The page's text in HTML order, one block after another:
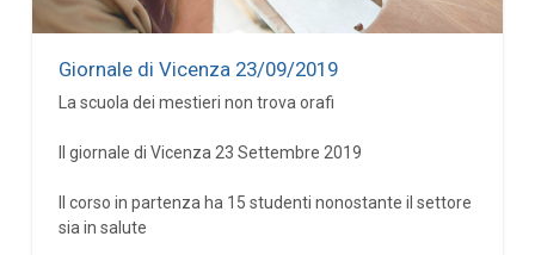
Giornale di Vicenza 23/09/2019
La scuola dei mestieri non trova orafi
Il giornale di Vicenza 23 Settembre 2019
Il corso in partenza ha 15 studenti nonostante il settore
sia in salute